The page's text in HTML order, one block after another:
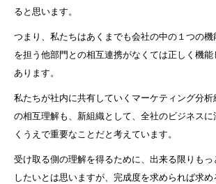
ると思います。
つまり、私たちはあくまでも会社の中の１つの
を担う他部門との相互連携がなくては正しく機能
あります。
私たちが社内に共有していくマーケティング分析
の相互理解も、新組織として、全社のビジネス
くうえで重要なことだと考えています。
受け取る側の理解を得るために、出来る限りもっ
したいとは思いますが、完成度を求められば求